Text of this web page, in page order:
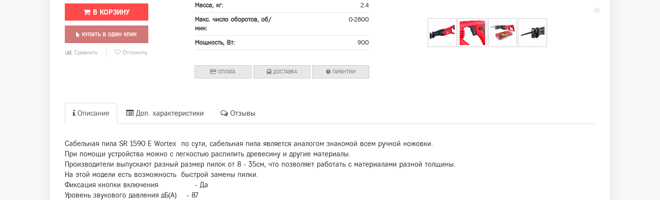
В КОРЗИНУ
КУПИТЬ В ОДИН КЛИК
Сравнить Отложить
Масса, кг: 2.4
Макс. число оборотов, об/
мин:
0-2800
Мощность, Вт: 900
ОПЛАТА ДОСТАВКА ГАРАНТИИ
Описание Доп. характеристики Отзывы
Сабельная пила SR 1590 E Wortex по сути, сабельная пила является аналогом знакомой всем ручной ножовки.
При помощи устройства можно с легкостью распилить древесину и другие материалы.
Производители выпускают разный размер пилок от 8 - 35см, что позволяет работать с материалами разной толщины.
На этой модели есть возможность быстрой замены пилки.
Фиксация кнопки включения - Да
Уровень звукового давления дБ(A) - 87